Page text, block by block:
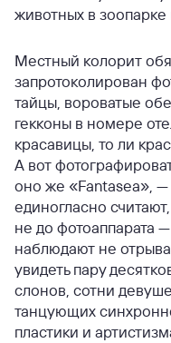
животных в
Местный колорит
запротоколирован
тайцы, вороватые
гекконы в номере
красавицы, то ли
А вот
оно же «Fantasea»,
единогласно
не до фотоаппарата
наблюдают не
увидеть пару
слонов, сотни
танцующих
пластики и